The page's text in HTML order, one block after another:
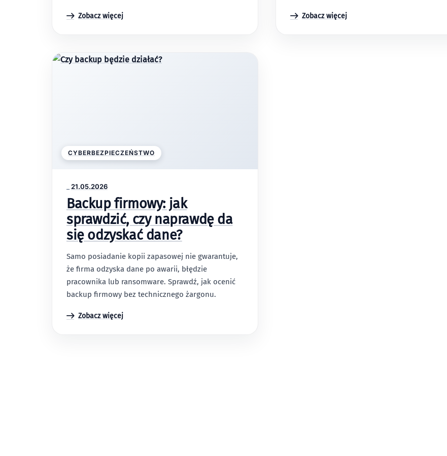
Zobacz więcej Zobacz więcej
CYBERBEZPIECZEŃSTWO
21.05.2026
Backup firmowy: jak
sprawdzić, czy naprawdę da
się odzyskać dane?
Samo posiadanie kopii zapasowej nie gwarantuje,
że firma odzyska dane po awarii, błędzie
pracownika lub ransomware. Sprawdź, jak ocenić
backup firmowy bez technicznego żargonu.
Zobacz więcej